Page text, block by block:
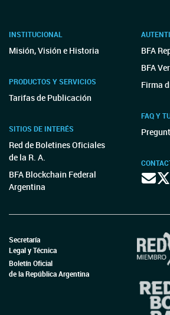
INSTITUCIONAL
Misión, Visión e Historia
PRODUCTOS Y SERVICIOS
Tarifas de Publicación
SITIOS DE INTERÉS
Red de Boletines Oficiales
de la R. A.
BFA Blockchain Federal
Argentina
BFA
BFA
Firma
FAQ Y
Secretaría
Legal y Técnica
Boletín Oficial
de la República Argentina